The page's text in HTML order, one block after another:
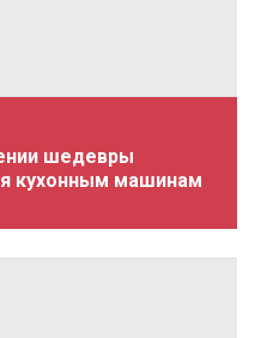
шедевры
кухонным машинам